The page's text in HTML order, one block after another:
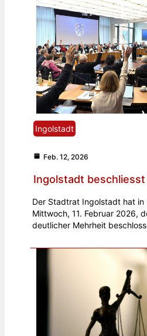
Ingolstadt
Feb. 12, 2026
Ingolstadt
Der Stadtrat Ingolstadt hat in
Mittwoch, 11. Februar 2026,
deutlicher Mehrheit